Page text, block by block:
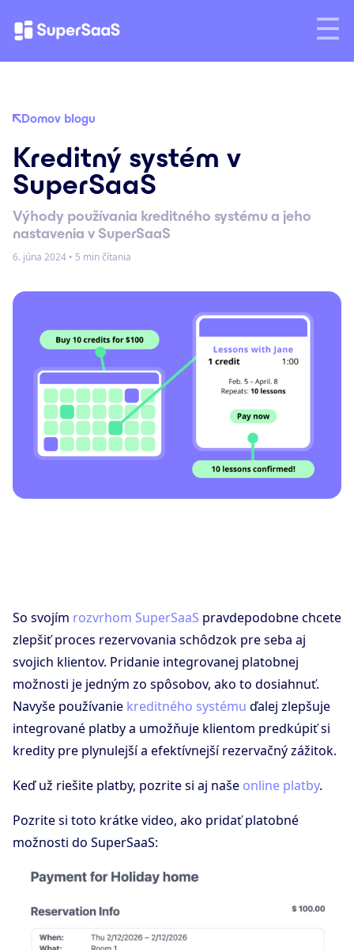
Domov blogu
Kreditný systém v
SuperSaaS
Výhody používania kreditného systému a jeho
nastavenia v SuperSaaS
6. júna 2024 • 5 min čítania
So svojím rozvrhom SuperSaaS pravdepodobne chcete
zlepšiť proces rezervovania schôdzok pre seba aj
svojich klientov. Pridanie integrovanej platobnej
možnosti je jedným zo spôsobov, ako to dosiahnuť.
Navyše používanie kreditného systému ďalej zlepšuje
integrované platby a umožňuje klientom predkúpiť si
kredity pre plynulejší a efektívnejší rezervačný zážitok.
Keď už riešite platby, pozrite si aj naše online platby.
Pozrite si toto krátke video, ako pridať platobné
možnosti do SuperSaaS: